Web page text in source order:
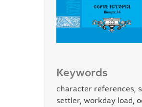
Keywords
character references,
settler, workday load,